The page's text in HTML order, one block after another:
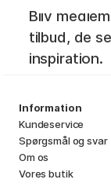
Bliv
tilbud, de
inspiration.
Information
Kundeservice
Spørgsmål og svar
Om os
Vores butik